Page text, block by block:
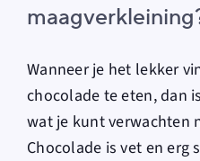
Wanneer je het lekker
chocolade te eten, dan
wat je kunt verwachten
Chocolade is vet en erg